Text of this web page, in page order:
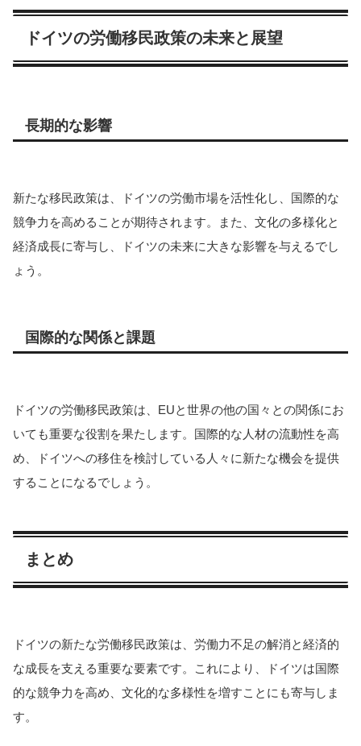
ドイツの労働移民政策の未来と展望
長期的な影響
新たな移民政策は、ドイツの労働市場を活性化し、国際的な
競争力を高めることが期待されます。また、文化の多様化と
経済成長に寄与し、ドイツの未来に大きな影響を与えるでし
ょう。
国際的な関係と課題
ドイツの労働移民政策は、EUと世界の他の国々との関係にお
いても重要な役割を果たします。国際的な人材の流動性を高
め、ドイツへの移住を検討している人々に新たな機会を提供
することになるでしょう。
まとめ
ドイツの新たな労働移民政策は、労働力不足の解消と経済的
な成長を支える重要な要素です。これにより、ドイツは国際
的な競争力を高め、文化的な多様性を増すことにも寄与しま
す。